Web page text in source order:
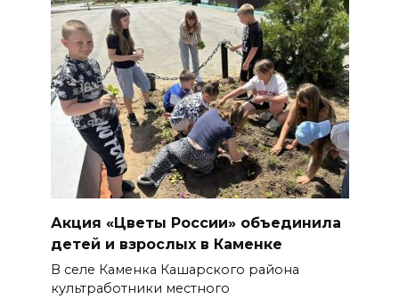
Акция «Цветы России» объединила
детей и взрослых в Каменке
В селе Каменка Кашарского района
культработники местного